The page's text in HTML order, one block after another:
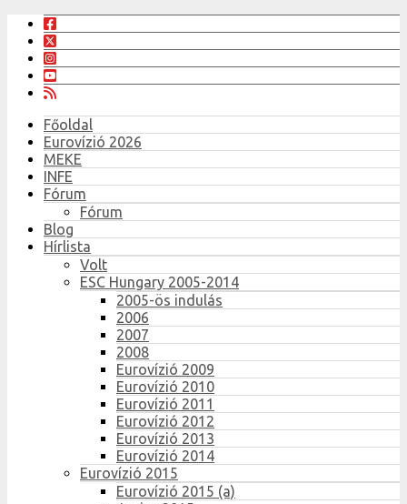
Főoldal
Eurovízió 2026
MEKE
INFE
Fórum
Fórum
Blog
Hírlista
Volt
ESC Hungary 2005-2014
2005-ös indulás
2006
2007
2008
Eurovízió 2009
Eurovízió 2010
Eurovízió 2011
Eurovízió 2012
Eurovízió 2013
Eurovízió 2014
Eurovízió 2015
Eurovízió 2015 (a)